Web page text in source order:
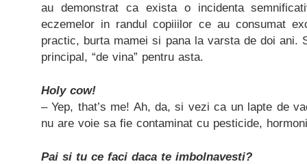
au demonstrat ca exista o incidenta
eczemelor in randul copiiilor ce au consumat
practic, burta mamei si pana la varsta de doi ani.
principal, “de vina” pentru asta.
Holy cow!
– Yep, that’s me! Ah, da, si vezi ca un lapte de
nu are voie sa fie contaminat cu pesticide,
Pai si tu ce faci daca te imbolnavesti?